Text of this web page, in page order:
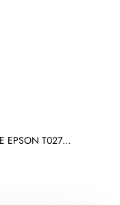
CARTOUCHE JET D'ENCRE EPSON T027201 T027 COMPATIBLE COULEUR